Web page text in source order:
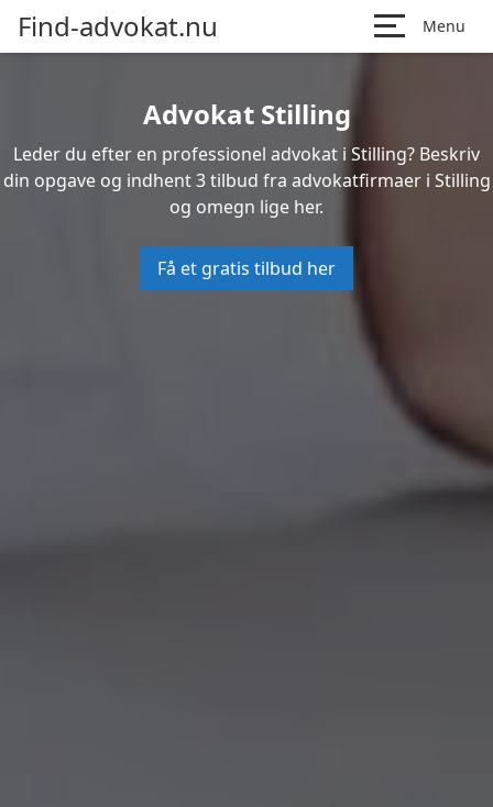
Find-advokat.nu Menu
Advokat Stilling
Leder du efter en professionel advokat i Stilling? Beskriv
din opgave og indhent 3 tilbud fra advokatfirmaer i Stilling
og omegn lige her.
Få et gratis tilbud her